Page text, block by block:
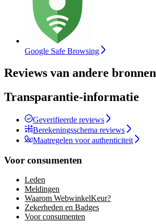
Google Safe Browsing
Reviews van andere bronnen
Transparantie-informatie
Geverifieerde reviews
Berekeningsschema reviews
Maatregelen voor authenticiteit
Voor consumenten
Leden
Meldingen
Waarom WebwinkelKeur?
Zekerheden en Badges
Voor consumenten